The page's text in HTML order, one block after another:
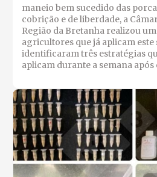
maneio bem sucedido das
cobrição e de liberdade, a
Região da Bretanha realizou
agricultores que já aplicam este
identificaram três estratégias
aplicam durante a semana após